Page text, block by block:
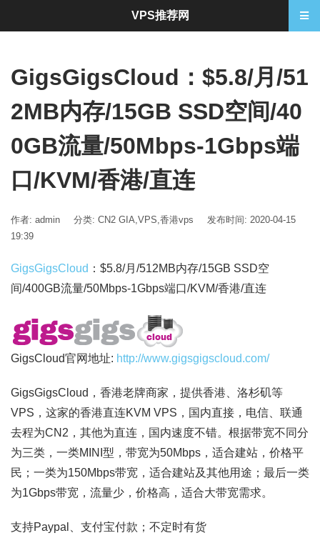
GigsGigsCloud：$5.8/月/51
2MB内存/15GB SSD空间/40
0GB流量/50Mbps-1Gbps端
口/KVM/香港/直连
作者: admin 分类: CN2 GIA,VPS,香港vps
发布时间: 2020-04-15
19:39
GigsGigsCloud ：$5.8/月/512MB内存/15GB SSD空
间/400GB流量/50Mbps-1Gbps端口/KVM/香港/直连
GigsCloud官网地址: http://www.gigsgigscloud.com/
GigsGigsCloud，香港老牌商家，提供香港、洛杉矶等
VPS，这家的香港直连KVM VPS，国内直接，电信、联通
去程为CN2，其他为直连，国内速度不错。根据带宽不同分
为三类，一类MINI型，带宽为50Mbps，适合建站，价格平
民；一类为150Mbps带宽，适合建站及其他用途；最后一类
为1Gbps带宽，流量少，价格高，适合大带宽需求。
支持Paypal、支付宝付款；不定时有货
VPS推荐网